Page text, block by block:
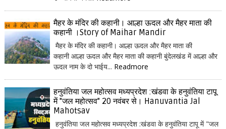
मैहर के मंदिर की कहानी। आल्हा ऊदल और मैहर माता की
कहानी ।Story of Maihar Mandir
मैहर के मंदिर की कहानी। आल्हा ऊदल और मैहर माता की
कहानी आल्हा ऊदल और मैहर माता की कहानी बुंदेलखंड में आल्हा और
ऊदल नाम के दो भाईय... Readmore
हनुवंतिया जल महोत्सव मध्यप्रदेश :खंडवा के हनुवंतिया टापू
में "जल महोत्सव" 20 नवंबर से। Hanuvantia Jal
Mahotsav
हनुवंतिया जल महोत्सव मध्यप्रदेश :खंडवा के हनुवंतिया टापू में "जल